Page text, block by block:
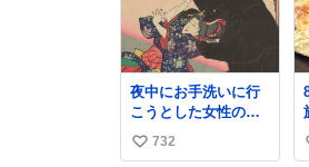
夜中にお手洗いに行
こうとした女性の後
ろに突如現れ、髪の
毛にガブリと嚙みつ
い
732